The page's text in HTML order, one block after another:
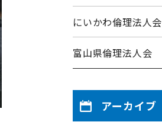
にいかわ倫理法人会
富山県倫理法人会
アーカイブ